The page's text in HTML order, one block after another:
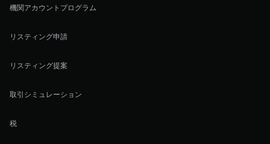
機関アカウントプログラム
リスティング申請
リスティング提案
取引シミュレーション
税